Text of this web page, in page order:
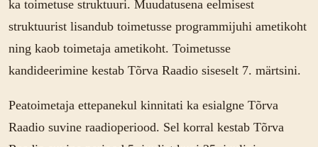
ka toimetuse struktuuri. Muudatusena eelmisest
struktuurist lisandub toimetusse programmijuhi ametikoht
ning kaob toimetaja ametikoht. Toimetusse
kandideerimine kestab Tõrva Raadio siseselt 7. märtsini.
Peatoimetaja ettepanekul kinnitati ka esialgne Tõrva
Raadio suvine raadioperiood. Sel korral kestab Tõrva